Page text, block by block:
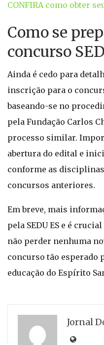
CONFIRA como obter
Como se
concurso
Ainda é cedo para
inscrição para o
baseando-se no
pela Fundação Carlos
processo similar.
abertura do edital e
conforme as
concursos anteriores.
Em breve, mais
pela SEDU ES e é
não perder nenhuma
concurso tão esperado
educação do Espírito
Jornal